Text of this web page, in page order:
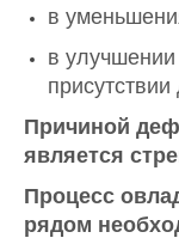
в
в улучшении
присутствии
Причиной
является
Процесс
рядом